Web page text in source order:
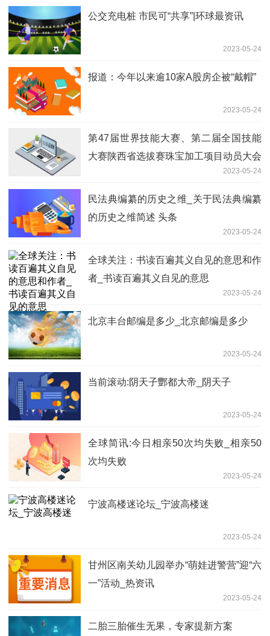
公交充电桩 市民可“共享”|环球最资讯
2023-05-24
报道：今年以来逾10家A股房企被“戴帽”
2023-05-24
第47届世界技能大赛、第二届全国技能
大赛陕西省选拔赛珠宝加工项目动员大会
2023-05-24
民法典编纂的历史之维_关于民法典编纂
的历史之维简述 头条
2023-05-24
全球关注：书读百遍其义自见的意思和作
者_书读百遍其义自见的意思
2023-05-24
北京丰台邮编是多少_北京邮编是多少
2023-05-24
当前滚动:阴天子酆都大帝_阴天子
2023-05-24
全球简讯:今日相亲50次均失败_相亲50
次均失败
2023-05-24
宁波高楼迷论坛_宁波高楼迷
2023-05-24
甘州区南关幼儿园举办“萌娃进警营”迎“六
一”活动_热资讯
2023-05-24
二胎三胎催生无果，专家提新方案